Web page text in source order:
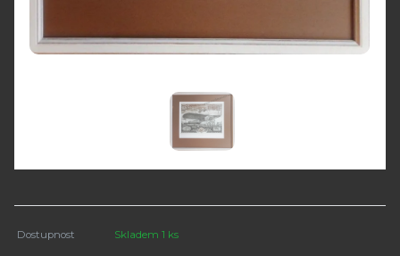
Dostupnost Skladem 1 ks